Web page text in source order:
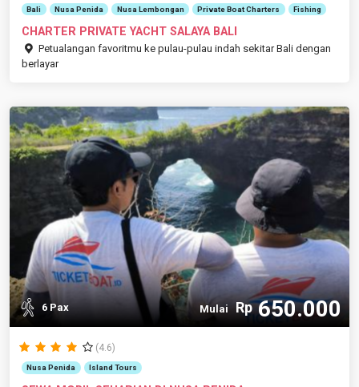
Bali Nusa Penida Nusa Lembongan Private Boat Charters Fishing
CHARTER PRIVATE YACHT SALAYA BALI
Petualangan favoritmu ke pulau-pulau indah sekitar Bali dengan
berlayar
6 Pax Mulai Rp650.000
(4.6)
Nusa Penida Island Tours